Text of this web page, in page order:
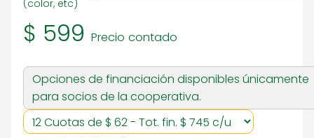
(color, etc)
$ 599 Precio contado
Opciones de financiación disponibles únicamente
para socios de la cooperativa.